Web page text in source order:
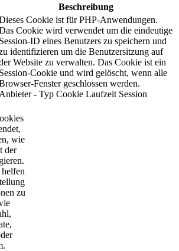
Beschreibung
Cookie ist für PHP-Anwendungen.
Cookie wird verwendet um die eindeutige
Session-ID eines Benutzers zu speichern und
identifizieren um die Benutzersitzung auf
Website zu verwalten. Das Cookie ist ein
Session-Cookie und wird gelöscht, wenn alle
Fenster geschlossen werden.
Anbieter - Typ Cookie Laufzeit Session
wie
der
zu